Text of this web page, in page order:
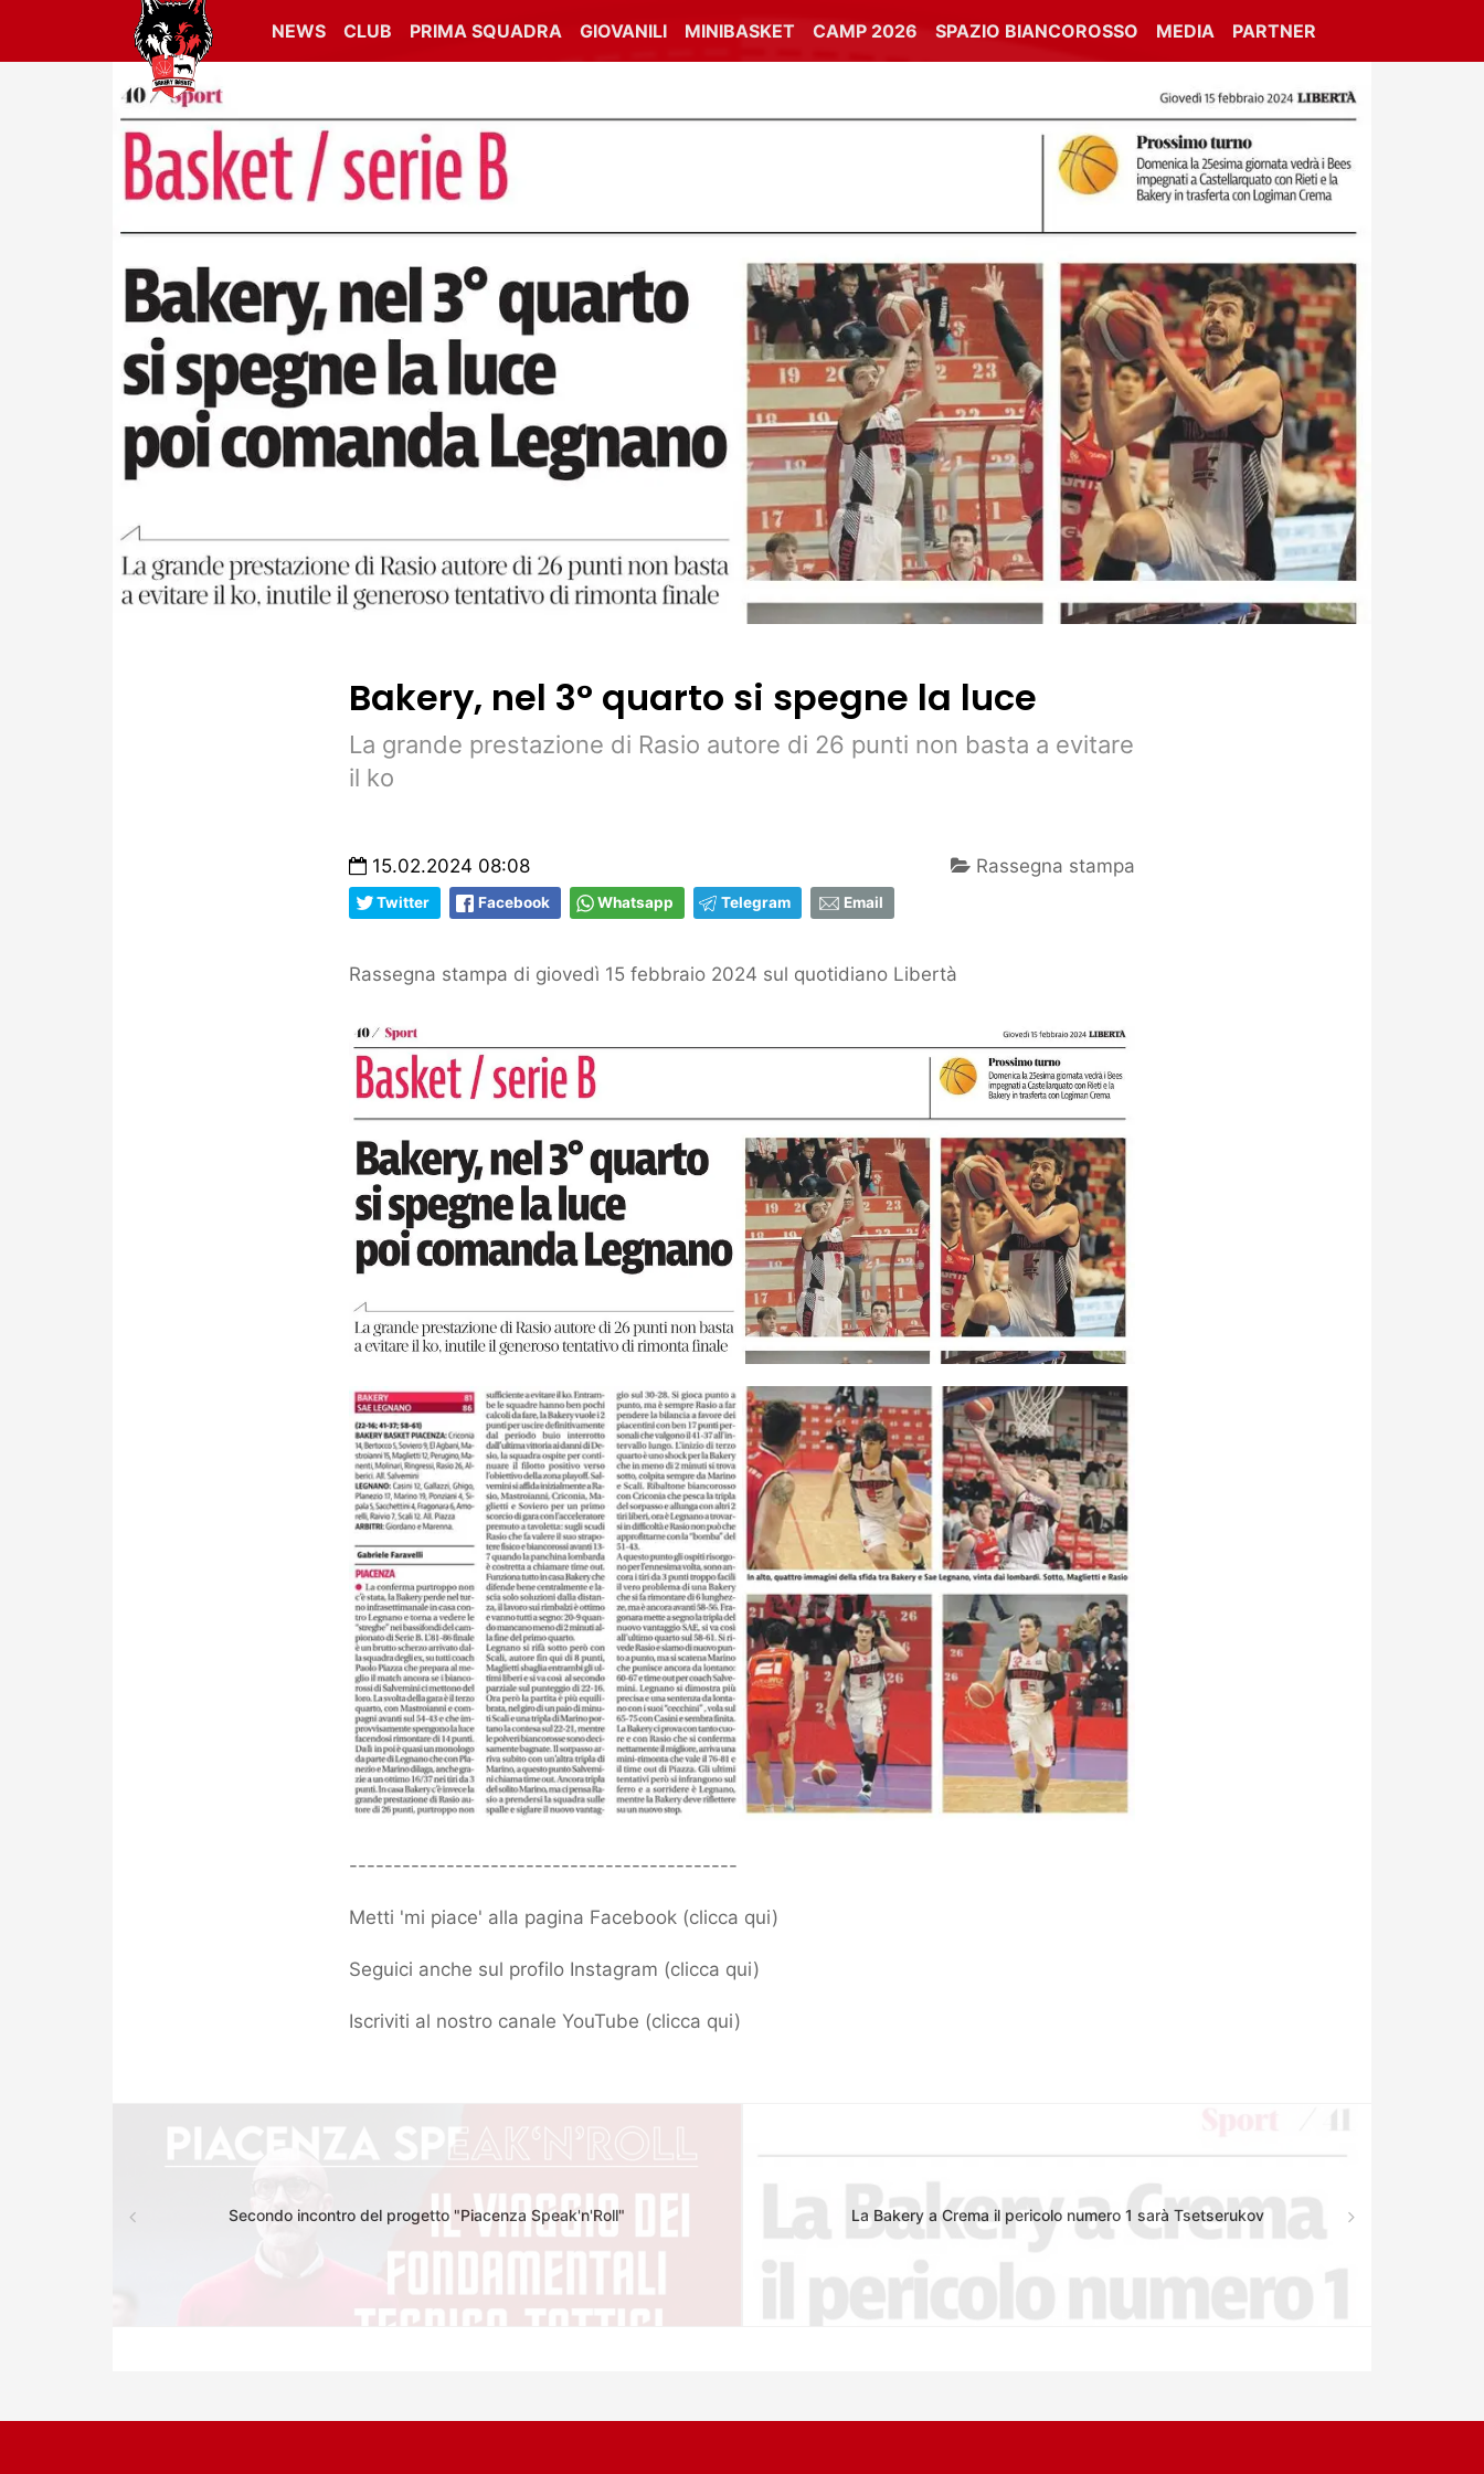
NEWS CLUB PRIMA SQUADRA GIOVANILI MINIBASKET CAMP 2026 SPAZIO BIANCOROSSO MEDIA PARTNER
Bakery, nel 3° quarto si spegne la luce
La grande prestazione di Rasio autore di 26 punti non basta a evitare
il ko
15.02.2024 08:08 Rassegna stampa
Twitter Facebook Whatsapp Telegram Email
Rassegna stampa di giovedì 15 febbraio 2024 sul quotidiano Libertà
--------------------------------------------
Metti 'mi piace' alla pagina Facebook (clicca qui)
Seguici anche sul profilo Instagram (clicca qui)
Iscriviti al nostro canale YouTube (clicca qui)
Secondo incontro del progetto "Piacenza Speak'n'Roll" La Bakery a Crema il pericolo numero 1 sarà Tsetserukov